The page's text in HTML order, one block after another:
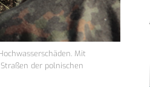
Mit
der polnischen